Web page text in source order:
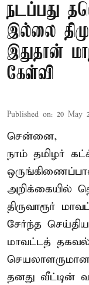
நடப்பது
இல்லை
இதுதான்
கேள்வி
Published on: 20 May
சென்னை,
நாம் தமிழர்
அறிக்கையில்
திருவாரூர்
சேர்ந்த
மாவட்டத்
தனது வீட்டின்